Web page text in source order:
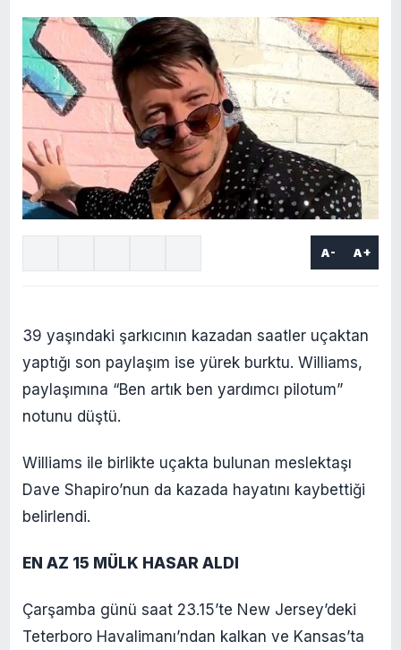
A- A+
39 yaşındaki şarkıcının kazadan saatler uçaktan
yaptığı son paylaşım ise yürek burktu. Williams,
paylaşımına “Ben artık ben yardımcı pilotum”
notunu düştü.
Williams ile birlikte uçakta bulunan meslektaşı
Dave Shapiro’nun da kazada hayatını kaybettiği
belirlendi.
EN AZ 15 MÜLK HASAR ALDI
Çarşamba günü saat 23.15’te New Jersey’deki
Teterboro Havalimanı’ndan kalkan ve Kansas’ta